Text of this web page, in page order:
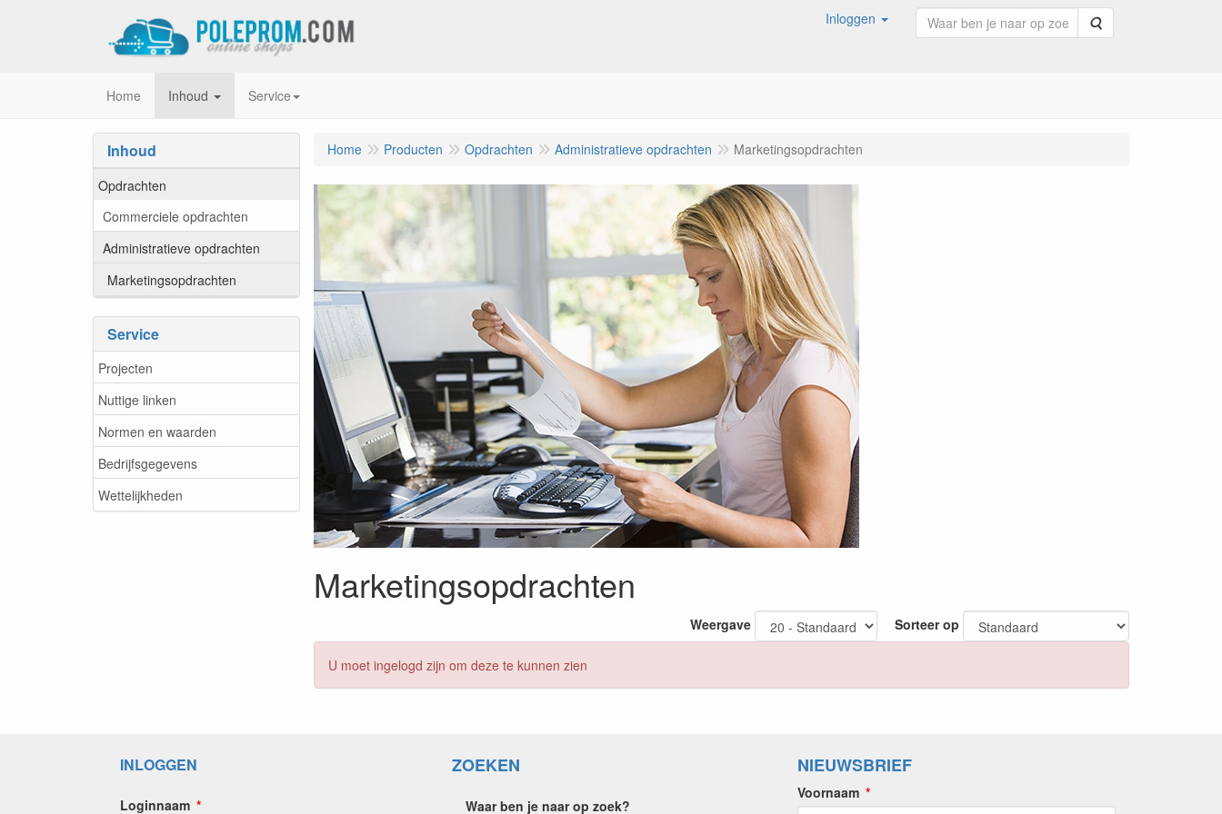
Inloggen Zoeken
Home Inhoud Service
Inhoud
Opdrachten
Commerciele opdrachten
Administratieve opdrachten
Marketingsopdrachten
Service
Projecten
Nuttige linken
Normen en waarden
Bedrijfsgegevens
Wettelijkheden
Home Producten Opdrachten Administratieve opdrachten Marketingsopdrachten
Marketingsopdrachten
Weergave Sorteer op
U moet ingelogd zijn om deze te kunnen zien
INLOGGEN
Loginnaam
ZOEKEN
Waar ben je naar op zoek?
NIEUWSBRIEF
Voornaam